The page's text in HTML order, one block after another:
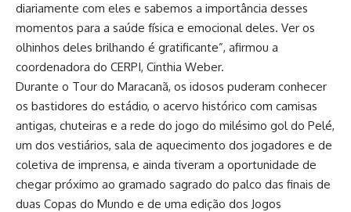
diariamente com eles e sabemos a importância desses
momentos para a saúde física e emocional deles. Ver os
olhinhos deles brilhando é gratificante”, afirmou a
coordenadora do CERPI, Cinthia Weber.
Durante o Tour do Maracanã, os idosos puderam conhecer
os bastidores do estádio, o acervo histórico com camisas
antigas, chuteiras e a rede do jogo do milésimo gol do Pelé,
um dos vestiários, sala de aquecimento dos jogadores e de
coletiva de imprensa, e ainda tiveram a oportunidade de
chegar próximo ao gramado sagrado do palco das finais de
duas Copas do Mundo e de uma edição dos Jogos